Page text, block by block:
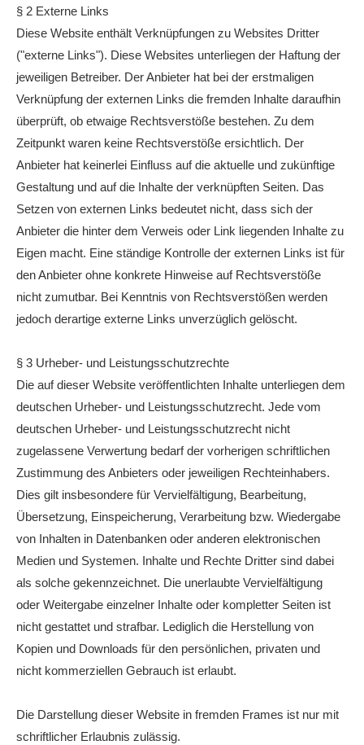
§ 2 Externe Links
Diese Website enthält Verknüpfungen zu Websites Dritter
("externe Links"). Diese Websites unterliegen der Haftung der
jeweiligen Betreiber. Der Anbieter hat bei der erstmaligen
Verknüpfung der externen Links die fremden Inhalte daraufhin
überprüft, ob etwaige Rechtsverstöße bestehen. Zu dem
Zeitpunkt waren keine Rechtsverstöße ersichtlich. Der
Anbieter hat keinerlei Einfluss auf die aktuelle und zukünftige
Gestaltung und auf die Inhalte der verknüpften Seiten. Das
Setzen von externen Links bedeutet nicht, dass sich der
Anbieter die hinter dem Verweis oder Link liegenden Inhalte zu
Eigen macht. Eine ständige Kontrolle der externen Links ist für
den Anbieter ohne konkrete Hinweise auf Rechtsverstöße
nicht zumutbar. Bei Kenntnis von Rechtsverstößen werden
jedoch derartige externe Links unverzüglich gelöscht.
§ 3 Urheber- und Leistungsschutzrechte
Die auf dieser Website veröffentlichten Inhalte unterliegen dem
deutschen Urheber- und Leistungsschutzrecht. Jede vom
deutschen Urheber- und Leistungsschutzrecht nicht
zugelassene Verwertung bedarf der vorherigen schriftlichen
Zustimmung des Anbieters oder jeweiligen Rechteinhabers.
Dies gilt insbesondere für Vervielfältigung, Bearbeitung,
Übersetzung, Einspeicherung, Verarbeitung bzw. Wiedergabe
von Inhalten in Datenbanken oder anderen elektronischen
Medien und Systemen. Inhalte und Rechte Dritter sind dabei
als solche gekennzeichnet. Die unerlaubte Vervielfältigung
oder Weitergabe einzelner Inhalte oder kompletter Seiten ist
nicht gestattet und strafbar. Lediglich die Herstellung von
Kopien und Downloads für den persönlichen, privaten und
nicht kommerziellen Gebrauch ist erlaubt.
Die Darstellung dieser Website in fremden Frames ist nur mit
schriftlicher Erlaubnis zulässig.